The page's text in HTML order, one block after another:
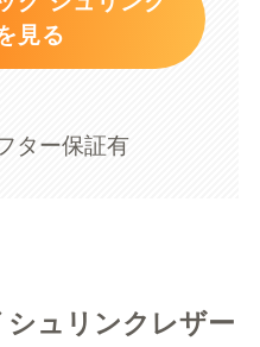
見る
ター保証有
ュリンクレザー